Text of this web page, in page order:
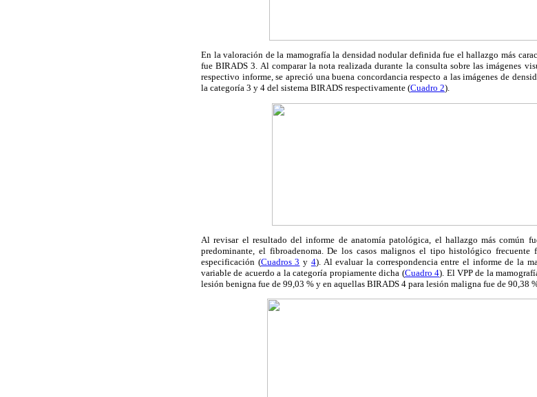
En la valoración de la mamografía la densidad nodular definida fue el hallazgo más
fue BIRADS 3. Al comparar la nota realizada durante la consulta sobre las imágenes
respectivo informe, se apreció una buena concordancia respecto a las imágenes de
la categoría 3 y 4 del sistema BIRADS respectivamente (Cuadro 2).
Al revisar el resultado del informe de anatomía patológica, el hallazgo más común
predominante, el fibroadenoma. De los casos malignos el tipo histológico
especificación (Cuadros 3 y 4). Al evaluar la correspondencia entre el informe de la
variable de acuerdo a la categoría propiamente dicha (Cuadro 4). El VPP de la
lesión benigna fue de 99,03 % y en aquellas BIRADS 4 para lesión maligna fue de 90,38